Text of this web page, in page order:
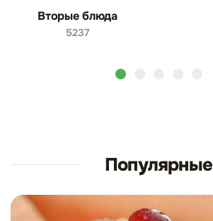
Вторые блюда
5237
Популярные